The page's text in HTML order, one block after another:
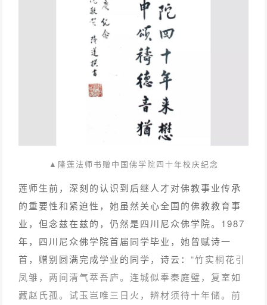
▲隆莲法师书赠中国佛学院四十年校庆纪念
莲师生前，深刻的认识到后继人才对佛教事业传承
的重要性和紧迫性，她虽然关心全国的佛教教育事
业，但念兹在兹的，仍然是四川尼众佛学院。1987
年，四川尼众佛学院首届同学毕业，她曾赋诗一
首，赠别圆满完成学业的同学，诗云：“竹实桐花引
凤雏，两间清气萃吾庐。连城似奉秦庭璧，复室如
藏赵氏孤。试玉岂唯三日火，辨材须待十年储。前